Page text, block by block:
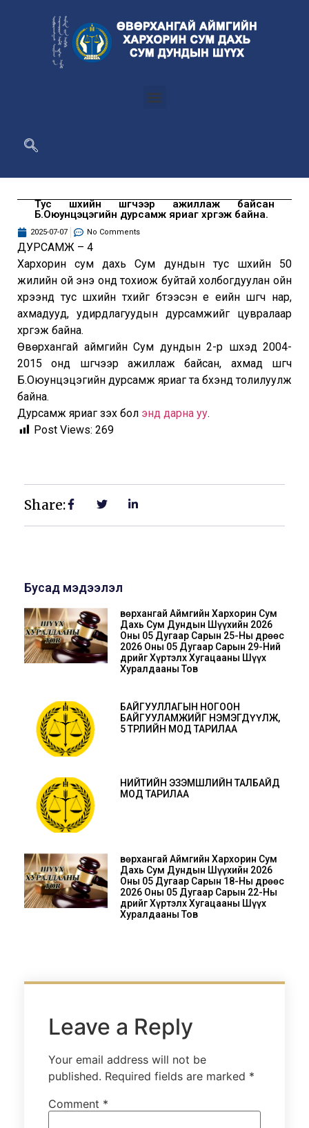
Тус шүүхийн шүүгчээр ажиллаж байсан
Б.Оюунцэцэгийн дурсамж яриаг хүргэж байна.
2025-07-07 No Comments
ДУРСАМЖ – 4
Хархорин сум дахь Сум дундын тус шүүхийн 50
жилийн ой энэ онд тохиож буйтай холбогдуулан ойн
хүрээнд тус шүүхийн түүхийг бүтээсэн үе үеийн шүүгч нар,
ахмадууд, удирдлагуудын дурсамжийг цувралаар
хүргэж байна.
Өвөрхангай аймгийн Сум дундын 2-р шүүхэд 2004-
2015 онд шүүгчээр ажиллаж байсан, ахмад шүүгч
Б.Оюунцэцэгийн дурсамж яриаг та бүхэнд толилуулж
байна.
Дурсамж яриаг үзэх бол энд дарна уу.
Post Views: 269
Share:
Бусад мэдээлэл
Өвөрхангай Аймгийн Хархорин Сум
Дахь Сум Дундын Шүүхийн 2026
Оны 05 Дугаар Сарын 25-Ны Өдрөөс
2026 Оны 05 Дугаар Сарын 29-Ний
Өдрийг Хүртэлх Хугацааны Шүүх
Хуралдааны Тов
БАЙГУУЛЛАГЫН НОГООН
БАЙГУУЛАМЖИЙГ НЭМЭГДҮҮЛЖ,
5 ТӨРЛИЙН МОД ТАРИЛАА
НИЙТИЙН ЭЗЭМШЛИЙН ТАЛБАЙД
МОД ТАРИЛАА
Өвөрхангай Аймгийн Хархорин Сум
Дахь Сум Дундын Шүүхийн 2026
Оны 05 Дугаар Сарын 18-Ны Өдрөөс
2026 Оны 05 Дугаар Сарын 22-Ны
Өдрийг Хүртэлх Хугацааны Шүүх
Хуралдааны Тов
Leave a Reply
Your email address will not be
published. Required fields are marked *
Comment *